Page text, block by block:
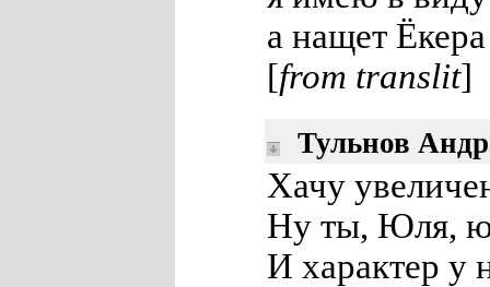
а нащет
[from translit]
Тульнов
Хачу
Ну ты, Юля,
И характер у